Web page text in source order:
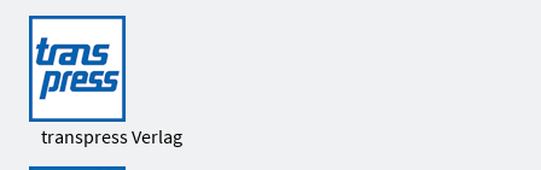
transpress Verlag